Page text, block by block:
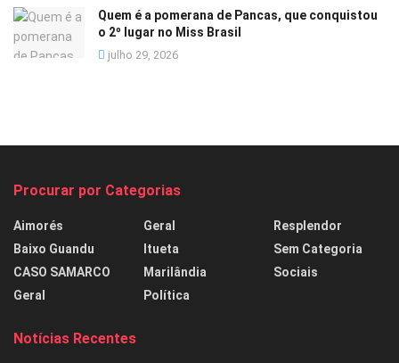
Quem é a pomerana de Pancas, que conquistou
o 2º lugar no Miss Brasil
julho 29, 2026
Procurar por Categorias
Aimorés
Baixo Guandu
CASO SAMARCO
Geral
Geral
Itueta
Marilândia
Política
Resplendor
Sem Categoria
Sociais
Notícias Recentes